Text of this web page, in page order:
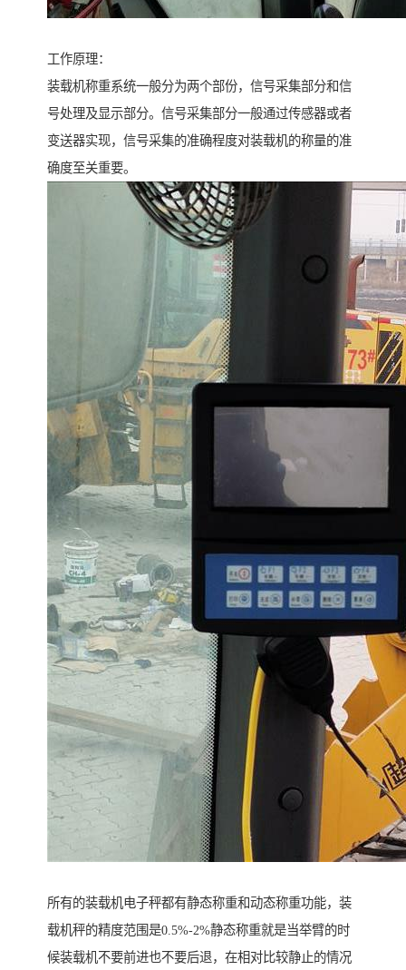
工作原理：
装载机称重系统一般分为两个部份，信号采集部分和信
号处理及显示部分。信号采集部分一般通过传感器或者
变送器实现，信号采集的准确程度对装载机的称量的准
确度至关重要。
所有的装载机电子秤都有静态称重和动态称重功能，装
载机秤的精度范围是0.5%-2%静态称重就是当举臂的时
候装载机不要前进也不要后退，在相对比较静止的情况